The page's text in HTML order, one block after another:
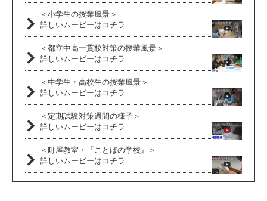
＜小学生の授業風景＞
詳しいムービーはコチラ
＜都立中高一貫校対策の授業風景＞
詳しいムービーはコチラ
＜中学生・高校生の授業風景＞
詳しいムービーはコチラ
＜定期試験対策週間の様子＞
詳しいムービーはコチラ
＜町屋教室・『ことばの学校』＞
詳しいムービーはコチラ